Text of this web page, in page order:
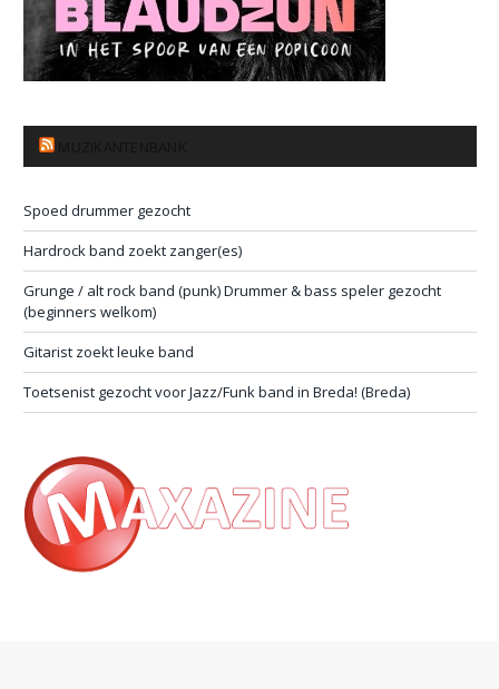
Spoed drummer gezocht
Hardrock band zoekt zanger(es)
Grunge / alt rock band (punk) Drummer & bass speler gezocht
(beginners welkom)
Gitarist zoekt leuke band
Toetsenist gezocht voor Jazz/Funk band in Breda! (Breda)